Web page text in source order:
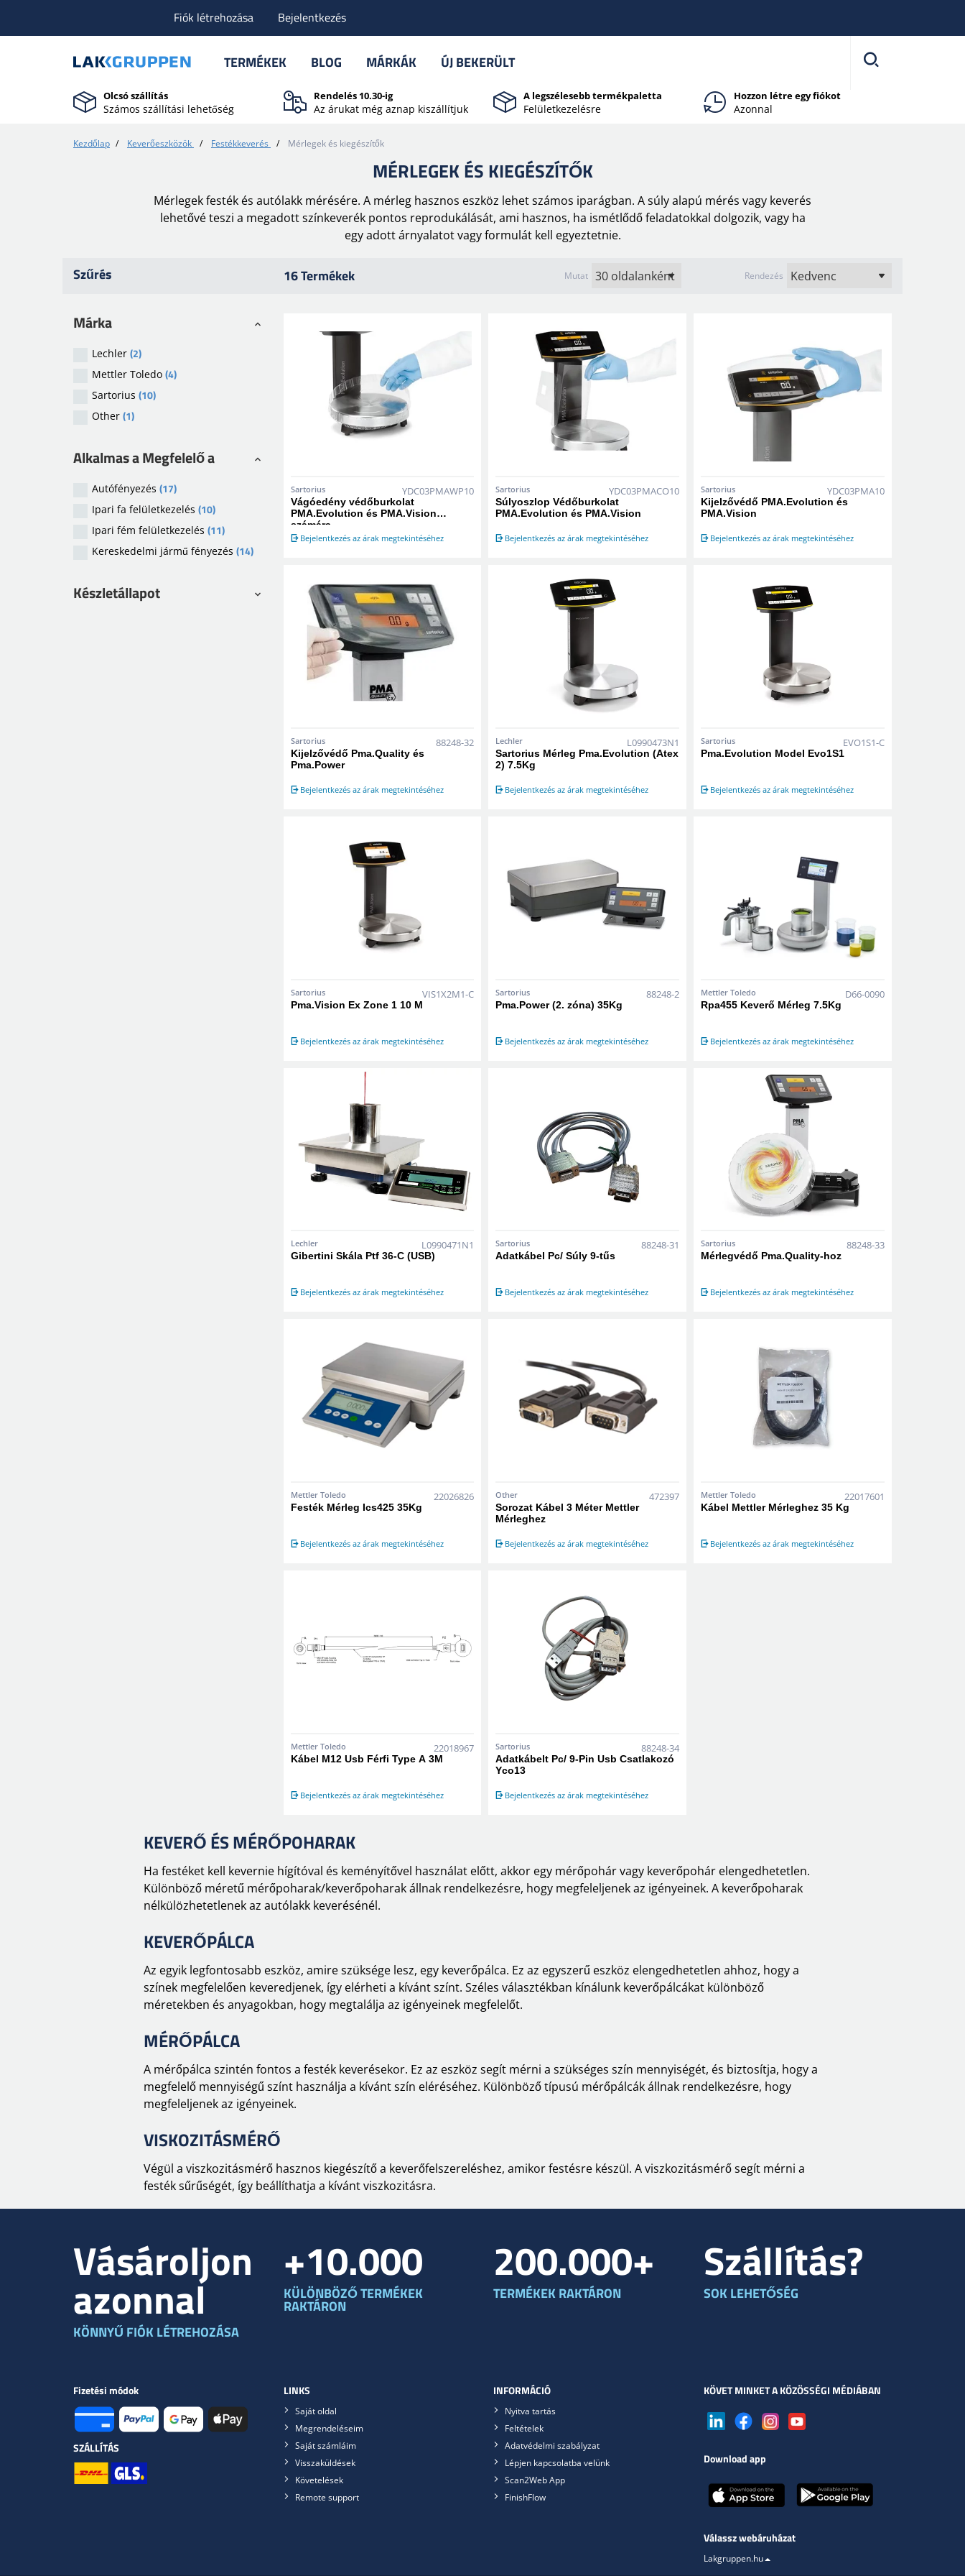
Fiók létrehozása Bejelentkezés
TERMÉKEK BLOG MÁRKÁK ÚJ BEKERÜLT
Olcsó szállítás
Számos szállítási lehetőség
Rendelés 10.30-ig
Az árukat még aznap kiszállítjuk
A legszélesebb termékpaletta
Felületkezelésre
Hozzon létre egy fiókot
Azonnal
Kezdőlap / Keverőeszközök / Festékkeverés / Mérlegek és kiegészítők
MÉRLEGEK ÉS KIEGÉSZÍTŐK
Mérlegek festék és autólakk mérésére. A mérleg hasznos eszköz lehet számos iparágban. A súly alapú mérés vagy keverés
lehetővé teszi a megadott színkeverék pontos reprodukálását, ami hasznos, ha ismétlődő feladatokkal dolgozik, vagy ha
egy adott árnyalatot vagy formulát kell egyeztetnie.
Szűrés
Márka
Lechler (2)
Mettler Toledo (4)
Sartorius (10)
Other (1)
Alkalmas a Megfelelő a
Autófényezés (17)
Ipari fa felületkezelés (10)
Ipari fém felületkezelés (11)
Kereskedelmi jármű fényezés (14)
Készletállapot
16 Termékek Mutat Rendezés
Sartorius YDC03PMAWP10
Vágóedény védőburkolat
PMA.Evolution és PMA.Vision
számára
Bejelentkezés az árak megtekintéséhez
Sartorius YDC03PMACO10
Súlyoszlop Védőburkolat
PMA.Evolution és PMA.Vision
Bejelentkezés az árak megtekintéséhez
Sartorius YDC03PMA10
Kijelzővédő PMA.Evolution és
PMA.Vision
Bejelentkezés az árak megtekintéséhez
Sartorius 88248-32
Kijelzővédő Pma.Quality és
Pma.Power
Bejelentkezés az árak megtekintéséhez
Lechler L0990473N1
Sartorius Mérleg Pma.Evolution (Atex
2) 7.5Kg
Bejelentkezés az árak megtekintéséhez
Sartorius EVO1S1-C
Pma.Evolution Model Evo1S1
Bejelentkezés az árak megtekintéséhez
Sartorius VIS1X2M1-C
Pma.Vision Ex Zone 1 10 M
Bejelentkezés az árak megtekintéséhez
Sartorius 88248-2
Pma.Power (2. zóna) 35Kg
Bejelentkezés az árak megtekintéséhez
Mettler Toledo D66-0090
Rpa455 Keverő Mérleg 7.5Kg
Bejelentkezés az árak megtekintéséhez
Lechler L0990471N1
Gibertini Skála Ptf 36-C (USB)
Bejelentkezés az árak megtekintéséhez
Sartorius 88248-31
Adatkábel Pc/ Súly 9-tűs
Bejelentkezés az árak megtekintéséhez
Sartorius 88248-33
Mérlegvédő Pma.Quality-hoz
Bejelentkezés az árak megtekintéséhez
Mettler Toledo 22026826
Festék Mérleg Ics425 35Kg
Bejelentkezés az árak megtekintéséhez
Other 472397
Sorozat Kábel 3 Méter Mettler
Mérleghez
Bejelentkezés az árak megtekintéséhez
Mettler Toledo 22017601
Kábel Mettler Mérleghez 35 Kg
Bejelentkezés az árak megtekintéséhez
Mettler Toledo 22018967
Kábel M12 Usb Férfi Type A 3M
Bejelentkezés az árak megtekintéséhez
Sartorius 88248-34
Adatkábelt Pc/ 9-Pin Usb Csatlakozó
Yco13
Bejelentkezés az árak megtekintéséhez
KEVERŐ ÉS MÉRŐPOHARAK
Ha festéket kell kevernie hígítóval és keményítővel használat előtt, akkor egy mérőpohár vagy keverőpohár elengedhetetlen.
Különböző méretű mérőpoharak/keverőpoharak állnak rendelkezésre, hogy megfeleljenek az igényeinek. A keverőpoharak
nélkülözhetetlenek az autólakk keverésénél.
KEVERŐPÁLCA
Az egyik legfontosabb eszköz, amire szüksége lesz, egy keverőpálca. Ez az egyszerű eszköz elengedhetetlen ahhoz, hogy a
színek megfelelően keveredjenek, így elérheti a kívánt színt. Széles választékban kínálunk keverőpálcákat különböző
méretekben és anyagokban, hogy megtalálja az igényeinek megfelelőt.
MÉRŐPÁLCA
A mérőpálca szintén fontos a festék keverésekor. Ez az eszköz segít mérni a szükséges szín mennyiségét, és biztosítja, hogy a
megfelelő mennyiségű színt használja a kívánt szín eléréséhez. Különböző típusú mérőpálcák állnak rendelkezésre, hogy
megfeleljenek az igényeinek.
VISKOZITÁSMÉRŐ
Végül a viszkozitásmérő hasznos kiegészítő a keverőfelszereléshez, amikor festésre készül. A viszkozitásmérő segít mérni a
festék sűrűségét, így beállíthatja a kívánt viszkozitásra.
Vásároljon
azonnal
KÖNNYŰ FIÓK LÉTREHOZÁSA
+10.000
KÜLÖNBÖZŐ TERMÉKEK
RAKTÁRON
200.000+
TERMÉKEK RAKTÁRON
Szállítás?
SOK LEHETŐSÉG
Fizetési módok
SZÁLLÍTÁS
LINKS
Saját oldal
Megrendeléseim
Saját számláim
Visszaküldések
Követelések
Remote support
INFORMÁCIÓ
Nyitva tartás
Feltételek
Adatvédelmi szabályzat
Lépjen kapcsolatba velünk
Scan2Web App
FinishFlow
KÖVET MINKET A KÖZÖSSÉGI MÉDIÁBAN
Download app
Válassz webáruházat
Lakgruppen.hu